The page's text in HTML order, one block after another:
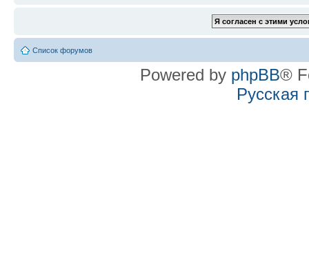
Список форумов
Powered by phpBB®
Русская